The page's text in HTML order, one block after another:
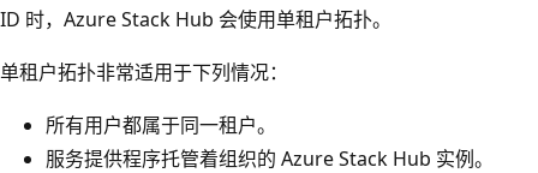
ID 时，Azure Stack Hub 会使用单租户拓扑。
单租户拓扑非常适用于下列情况：
所有用户都属于同一租户。
服务提供程序托管着组织的 Azure Stack Hub 实例。